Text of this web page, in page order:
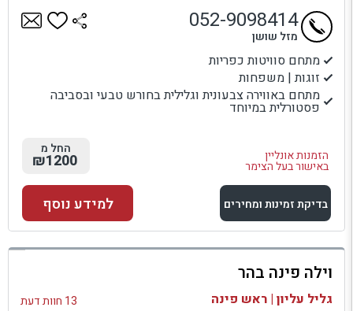
מתחם סוויטות כפריות
זוגות | משפחות
מתחם באווירה צבעונית וגלילית בחורש טבעי ובסביבה
פסטורלית במיוחד
הזמנות אונליין
באישור בעל הצימר
052-9098414
מזל שושן
החל מ
₪1200
בדיקת זמינות ומחירים
למתחם זה
בדיקת זמינות ומחירים
למידע נוסף
וילה פינה בהר
גליל עליון | ראש פינה 13 חוות דעת